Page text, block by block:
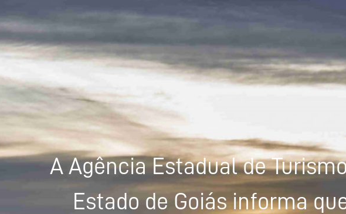
A Agência Estadual de
Estado de Goiás informa